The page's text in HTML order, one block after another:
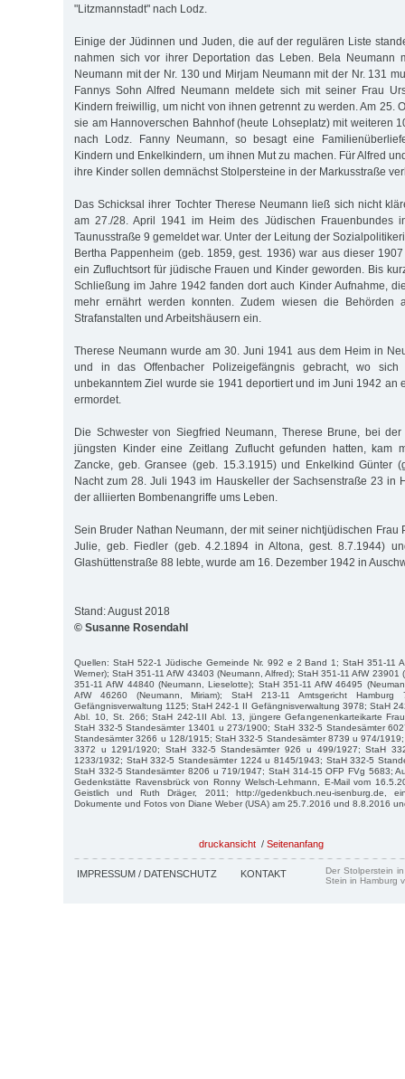
"Litzmannstadt" nach Lodz.
Einige der Jüdinnen und Juden, die auf der regulären Liste
nahmen sich vor ihrer Deportation das Leben. Bela Neumann
Neumann mit der Nr. 130 und Mirjam Neumann mit der Nr. 131
Fannys Sohn Alfred Neumann meldete sich mit seiner Frau
Kindern freiwillig, um nicht von ihnen getrennt zu werden. Am 25.
sie am Hannoverschen Bahnhof (heute Lohseplatz) mit weiteren
nach Lodz. Fanny Neumann, so besagt eine
Kindern und Enkelkindern, um ihnen Mut zu machen. Für Alfred
ihre Kinder sollen demnächst Stolpersteine in der Markusstraße
Das Schicksal ihrer Tochter Therese Neumann ließ sich nicht
am 27./28. April 1941 im Heim des Jüdischen Frauenbundes
Taunusstraße 9 gemeldet war. Unter der Leitung der
Bertha Pappenheim (geb. 1859, gest. 1936) war aus dieser
ein Zufluchtsort für jüdische Frauen und Kinder geworden. Bis
Schließung im Jahre 1942 fanden dort auch Kinder Aufnahme,
mehr ernährt werden konnten. Zudem wiesen die Behörden
Strafanstalten und Arbeitshäusern ein.
Therese Neumann wurde am 30. Juni 1941 aus dem Heim in
und in das Offenbacher Polizeigefängnis gebracht, wo
unbekanntem Ziel wurde sie 1941 deportiert und im Juni 1942 an
ermordet.
Die Schwester von Siegfried Neumann, Therese Brune, bei
jüngsten Kinder eine Zeitlang Zuflucht gefunden hatten, kam
Zancke, geb. Gransee (geb. 15.3.1915) und Enkelkind Günter
Nacht zum 28. Juli 1943 im Hauskeller der Sachsenstraße 23 in
der alliierten Bombenangriffe ums Leben.
Sein Bruder Nathan Neumann, der mit seiner nichtjüdischen Frau
Julie, geb. Fiedler (geb. 4.2.1894 in Altona, gest. 8.7.1944)
Glashüttenstraße 88 lebte, wurde am 16. Dezember 1942 in
Stand: August 2018
© Susanne Rosendahl
Quellen: StaH 522-1 Jüdische Gemeinde Nr. 992 e 2 Band 1; StaH 351-11
Werner); StaH 351-11 AfW 43403 (Neumann, Alfred); StaH 351-11 AfW 23901
351-11 AfW 44840 (Neumann, Lieselotte); StaH 351-11 AfW 46495
AfW 46260 (Neumann, Miriam); StaH 213-11 Amtsgericht
Gefängnisverwaltung 1125; StaH 242-1 II Gefängnisverwaltung 3978; StaH
Abl. 10, St. 266; StaH 242-1II Abl. 13, jüngere Gefangenenkarteikarte
StaH 332-5 Standesämter 13401 u 273/1900; StaH 332-5 Standesämter
Standesämter 3266 u 128/1915; StaH 332-5 Standesämter 8739 u 974/
3372 u 1291/1920; StaH 332-5 Standesämter 926 u 499/1927; StaH
1233/1932; StaH 332-5 Standesämter 1224 u 8145/1943; StaH 332-5
StaH 332-5 Standesämter 8206 u 719/1947; StaH 314-15 OFP FVg 5683;
Gedenkstätte Ravensbrück von Ronny Welsch-Lehmann, E-Mail vom
Geistlich und Ruth Dräger, 2011; http://gedenkbuch.neu-isenburg.de,
Dokumente und Fotos von Diane Weber (USA) am 25.7.2016 und 8.8.2016
druckansicht / Seitenanfang
IMPRESSUM / DATENSCHUTZ KONTAKT
Der Stolperstein
Stein in Hamburg